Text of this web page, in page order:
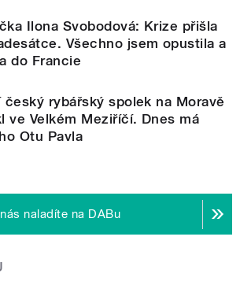
Ilona Svobodová: Krize přišla
Všechno jsem opustila a
do Francie
český rybářský spolek na Moravě
ve Velkém Meziříčí. Dnes má
Otu Pavla
naladíte na DABu